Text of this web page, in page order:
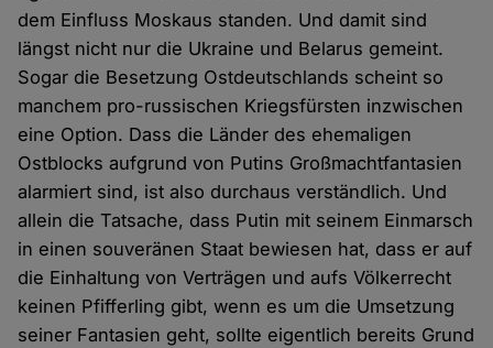
dem Einfluss Moskaus standen. Und damit sind
längst nicht nur die Ukraine und Belarus gemeint.
Sogar die Besetzung Ostdeutschlands scheint so
manchem pro-russischen Kriegsfürsten inzwischen
eine Option. Dass die Länder des ehemaligen
Ostblocks aufgrund von Putins Großmachtfantasien
alarmiert sind, ist also durchaus verständlich. Und
allein die Tatsache, dass Putin mit seinem Einmarsch
in einen souveränen Staat bewiesen hat, dass er auf
die Einhaltung von Verträgen und aufs Völkerrecht
keinen Pfifferling gibt, wenn es um die Umsetzung
seiner Fantasien geht, sollte eigentlich bereits Grund